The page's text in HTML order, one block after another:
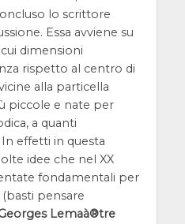
lo scrittore
Essa avviene su
dimensioni
rispetto al centro di
alla particella
piccole e nate per
a quanti
effetti in questa
idee che nel XX
fondamentali per
pensare
Lemaà®tre